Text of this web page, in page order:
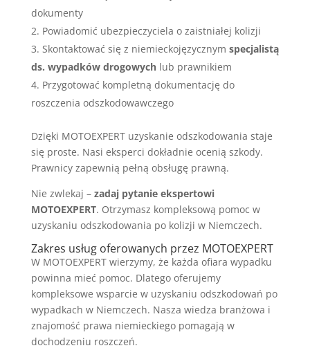
dokumenty
Powiadomić ubezpieczyciela o zaistniałej kolizji
Skontaktować się z niemieckojęzycznym specjalistą
ds. wypadków drogowychlub prawnikiem
Przygotować kompletną dokumentację do
roszczenia odszkodowawczego
Dzięki MOTOEXPERT uzyskanie odszkodowania staje
się proste. Nasi eksperci dokładnie ocenią szkody.
Prawnicy zapewnią pełną obsługę prawną.
Nie zwlekaj – zadaj pytanie ekspertowi
MOTOEXPERT. Otrzymasz kompleksową pomoc w
uzyskaniu odszkodowania po kolizji w Niemczech.
Zakres usług oferowanych przez MOTOEXPERT
W MOTOEXPERT wierzymy, że każda ofiara wypadku
powinna mieć pomoc. Dlatego oferujemy
kompleksowe wsparcie w uzyskaniu odszkodowań po
wypadkach w Niemczech. Nasza wiedza branżowa i
znajomość prawa niemieckiego pomagają w
dochodzeniu roszczeń.